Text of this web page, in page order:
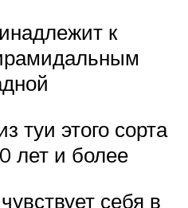
к
туи этого сорта
лет и более
себя в